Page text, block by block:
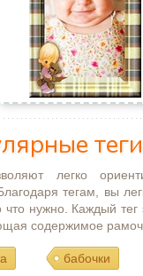
теги
легко
тегам, вы
что нужно. Каждый тег
содержимое
бабочки